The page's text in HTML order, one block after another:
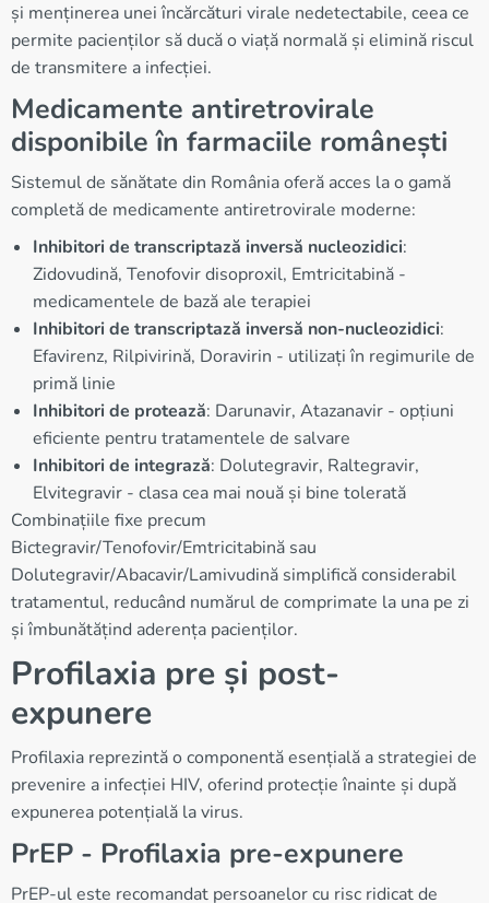
și menținerea unei încărcături virale nedetectabile, ceea ce
permite pacienților să ducă o viață normală și elimină riscul
de transmitere a infecției.
Medicamente antiretrovirale
disponibile în farmaciile românești
Sistemul de sănătate din România oferă acces la o gamă
completă de medicamente antiretrovirale moderne:
Inhibitori de transcriptază inversă nucleozidici:
Zidovudină, Tenofovir disoproxil, Emtricitabină -
medicamentele de bază ale terapiei
Inhibitori de transcriptază inversă non-nucleozidici:
Efavirenz, Rilpivirină, Doravirin - utilizați în regimurile de
primă linie
Inhibitori de protează: Darunavir, Atazanavir - opțiuni
eficiente pentru tratamentele de salvare
Inhibitori de integrază: Dolutegravir, Raltegravir,
Elvitegravir - clasa cea mai nouă și bine tolerată
Combinațiile fixe precum
Bictegravir/Tenofovir/Emtricitabină sau
Dolutegravir/Abacavir/Lamivudină simplifică considerabil
tratamentul, reducând numărul de comprimate la una pe zi
și îmbunătățind aderența pacienților.
Profilaxia pre și post-
expunere
Profilaxia reprezintă o componentă esențială a strategiei de
prevenire a infecției HIV, oferind protecție înainte și după
expunerea potențială la virus.
PrEP - Profilaxia pre-expunere
PrEP-ul este recomandat persoanelor cu risc ridicat de